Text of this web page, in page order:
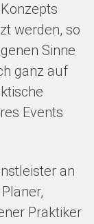
werden, so
Sinne
ganz auf
Events
an
Praktiker